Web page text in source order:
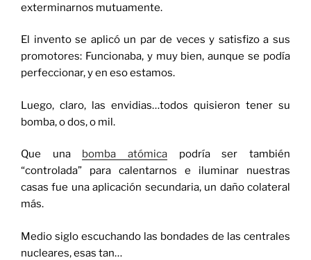
exterminarnos mutuamente.
El invento se aplicó un par de veces y satisfizo a sus
promotores: Funcionaba, y muy bien, aunque se podía
perfeccionar, y en eso estamos.
Luego, claro, las envidias…todos quisieron tener su
bomba, o dos, o mil.
Que una bomba atómica podría ser también
“controlada” para calentarnos e iluminar nuestras
casas fue una aplicación secundaria, un daño colateral
más.
Medio siglo escuchando las bondades de las centrales
nucleares, esas tan…